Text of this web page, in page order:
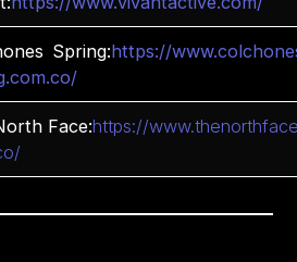
Spring:https://
Face:https://